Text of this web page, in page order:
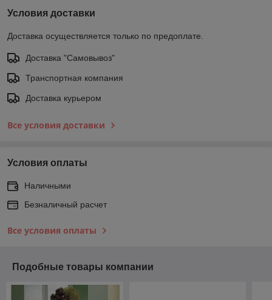
Условия доставки
Доставка осуществляется только по предоплате.
Доставка "Самовывоз"
Транспортная компания
Доставка курьером
Все условия доставки
Условия оплаты
Наличными
Безналичный расчет
Все условия оплаты
Подобные товары компании